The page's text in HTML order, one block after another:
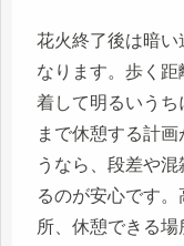
花火終了後は暗い
なります。歩く距
着して明るいうち
まで休憩する計
うなら、段差や
るのが安心です
所、休憩できる